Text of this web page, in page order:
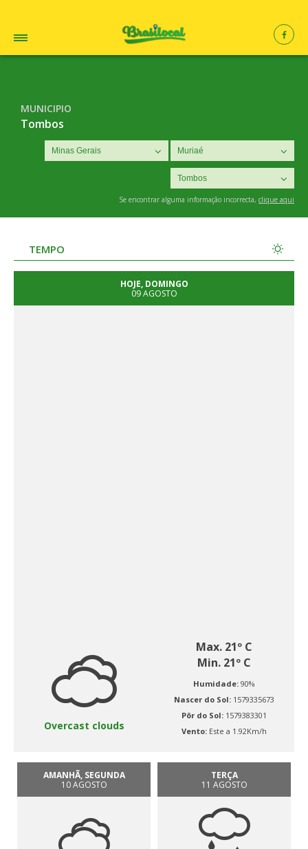
MUNICIPIO
Tombos
Se encontrar alguma informação incorrecta, clique aqui
TEMPO
HOJE, DOMINGO
09 AGOSTO
Overcast clouds
Max. 21º C
Min. 21º C
Humidade: 90%
Nascer do Sol: 1579335673
Pôr do Sol: 1579383301
Vento: Este a 1.92Km/h
AMANHÃ, SEGUNDA
10 AGOSTO
TERÇA
11 AGOSTO